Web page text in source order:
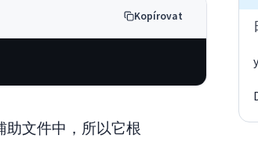
Kopírovat
文件中，所以它根